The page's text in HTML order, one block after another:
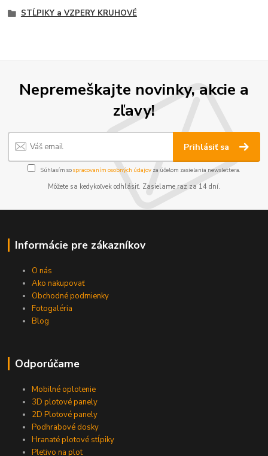
STĹPIKY a VZPERY KRUHOVÉ
Nepremeškajte novinky, akcie a
zľavy!
Prihlásiť sa
Súhlasím sospracovaním osobných údajov za účelom zasielania newslettera.
Môžete sa kedykoľvek odhlásiť. Zasielame raz za 14 dní.
Informácie pre zákazníkov
O nás
Ako nakupovať
Obchodné podmienky
Fotogaléria
Blog
Odporúčame
Mobilné oplotenie
3D plotové panely
2D Plotové panely
Podhrabové dosky
Hranaté plotové stĺpiky
Pletivo na plot